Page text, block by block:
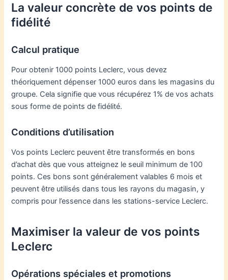
La valeur concrète de vos points de
fidélité
Calcul pratique
Pour obtenir 1000 points Leclerc, vous devez
théoriquement dépenser 1000 euros dans les magasins du
groupe. Cela signifie que vous récupérez 1% de vos achats
sous forme de points de fidélité.
Conditions d’utilisation
Vos points Leclerc peuvent être transformés en bons
d’achat dès que vous atteignez le seuil minimum de 100
points. Ces bons sont généralement valables 6 mois et
peuvent être utilisés dans tous les rayons du magasin, y
compris pour l’essence dans les stations-service Leclerc.
Maximiser la valeur de vos points
Leclerc
Opérations spéciales et promotions